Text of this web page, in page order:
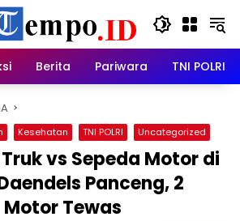
Berita Pariwara TNI POLRI
Kesehatan TNI POLRI Uncategorized
vs Sepeda Motor di
Panceng, 2
Tewas